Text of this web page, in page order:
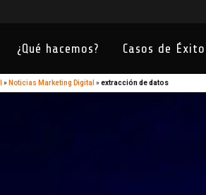
¿Qué hacemos? Casos de Éxito
» Noticias Marketing Digital »extracción de datos